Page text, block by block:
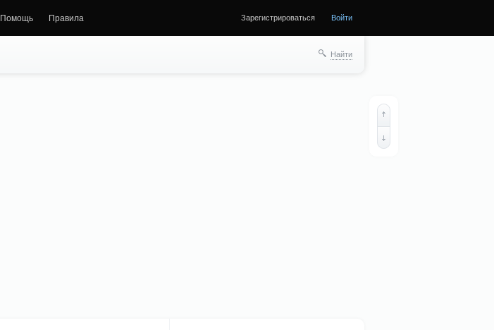
Помощь Правила Зарегистрироваться Войти
Найти